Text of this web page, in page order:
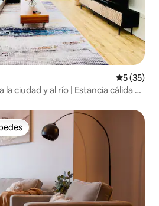
5 (35)
ciudad y al río | Estancia cálida y
preferido